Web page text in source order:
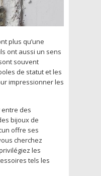
plus qu’une
ont aussi un sens
souvent
de statut et les
impressionner les
des
bijoux de
offre ses
cherchez
les
tels les